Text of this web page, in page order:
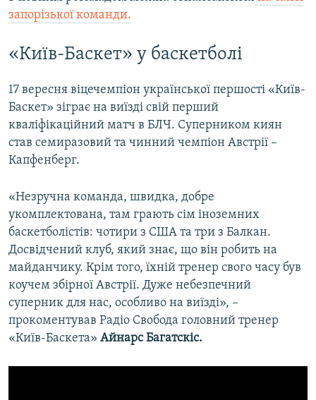
запорізької команди.
«Київ-Баскет» у баскетболі
17 вересня віцечемпіон української першості «Київ-
Баскет» зіграє на виїзді свій перший
кваліфікаційний матч в БЛЧ. Суперником киян
став семиразовий та чинний чемпіон Австрії –
Капфенберг.
«Незручна команда, швидка, добре
укомплектована, там грають сім іноземних
баскетболістів: чотири з США та три з Балкан.
Досвідчений клуб, який знає, що він робить на
майданчику. Крім того, їхній тренер свого часу був
коучем збірної Австрії. Дуже небезпечний
суперник для нас, особливо на виїзді», –
прокоментував Радіо Свобода головний тренер
«Київ-Баскета» Айнарс Багатскіс.